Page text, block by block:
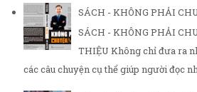
SÁCH - KHÔNG PHẢI
SÁCH - KHÔNG PHẢI
THIỆU Không chỉ đưa ra
các câu chuyện cụ thể giúp người đọc